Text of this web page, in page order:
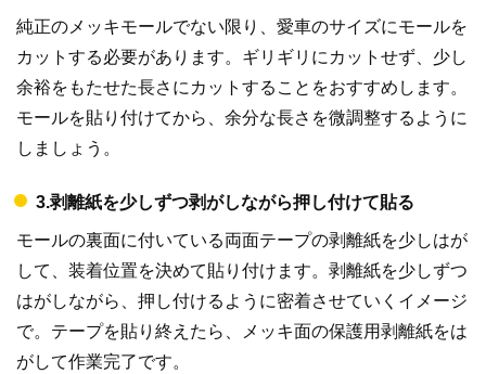
純正のメッキモールでない限り、愛車のサイズにモールを
カットする必要があります。ギリギリにカットせず、少し
余裕をもたせた長さにカットすることをおすすめします。
モールを貼り付けてから、余分な長さを微調整するように
しましょう。
3.剥離紙を少しずつ剥がしながら押し付けて貼る
モールの裏面に付いている両面テープの剥離紙を少しはが
して、装着位置を決めて貼り付けます。剥離紙を少しずつ
はがしながら、押し付けるように密着させていくイメージ
で。テープを貼り終えたら、メッキ面の保護用剥離紙をは
がして作業完了です。